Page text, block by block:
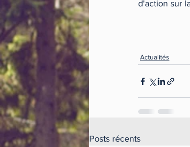
d'action sur
Actualités
Posts récents